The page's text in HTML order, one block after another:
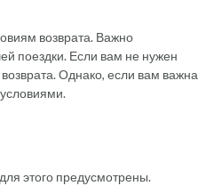
возврата. Важно
поездки. Если вам не нужен
Однако, если вам важна
этого предусмотрены.